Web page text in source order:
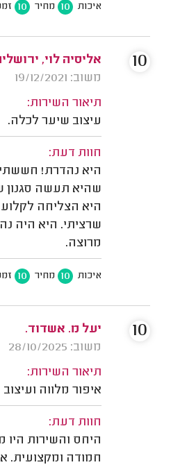
איכות 10 מחיר 10
אליסיה לוי,
משוב: 19/12/2021
תיאור השירות:
עיצוב שיער לכלה.
חוות דעת:
היא נהדרת!
שהיא תעשה סגנון
היא הצליחה
שרציתי. היא היה
מרוצה.
איכות 10 מחיר 10
10
יעל מ. אשדוד.
משוב: 28/10/2025
תיאור השירות:
איפור מלווה
חוות דעת:
היחס והשירות
חמודה ומקצועית.
10